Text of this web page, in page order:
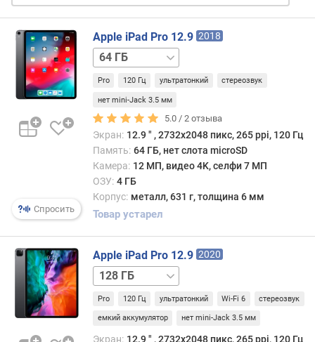
п
о
д
а
т
е
д
б
а
и
п
о
к
о
л
Спросить
Apple iPad Pro 12.9 2018
64 ГБ
/
LTE
256 ГБ
256 ГБ
LTE
512 ГБ
512 ГБ
/
LTE
1 ТБ
LTE
Pro 120 Гц ультратонкий стереозвук
нет mini-Jack 3.5 мм
5.0 /2 отзыва
Экран: 12.9 ″ , 2732x2048 пикс, 265 ppi, 120 Гц
Память: 64 ГБ, нет слота microSD
Камера: 12 МП, видео 4K, селфи 7 МП
ОЗУ: 4 ГБ
Корпус: металл, 631 г, толщина 6 мм
Товар устарел
Apple iPad Pro 12.9 2020
512 ГБ
/
LTE1 ТБ1 ТБ
Pro 120 Гц ультратонкий Wi-Fi 6 стереозвук
емкий аккумулятор нет mini-Jack 3.5 мм
Экран: 12.9 ″ , 2732x2048 пикс, 265 ppi, 120 Гц